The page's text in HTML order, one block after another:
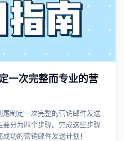
一次完整而专业的营
制定一次完整的营销邮件发送
分为四个步骤。完成这些步骤
功的营销邮件发送计划！